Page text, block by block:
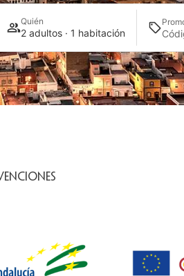
Quién
2 adultos · 1 habitación